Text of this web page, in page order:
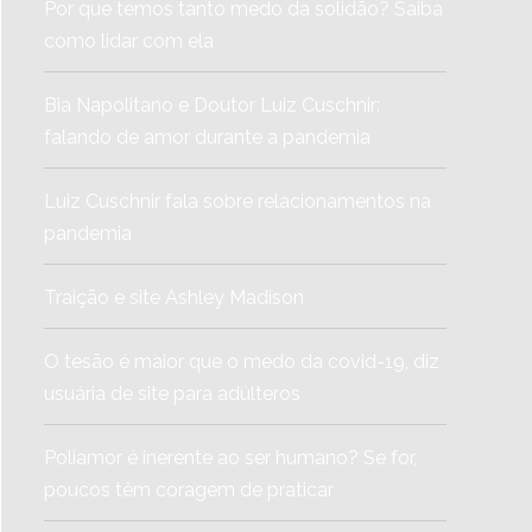
Por que temos tanto medo da solidão? Saiba
como lidar com ela
Bia Napolitano e Doutor Luiz Cuschnir:
falando de amor durante a pandemia
Luiz Cuschnir fala sobre relacionamentos na
pandemia
Traição e site Ashley Madison
O tesão é maior que o medo da covid-19, diz
usuária de site para adúlteros
Poliamor é inerente ao ser humano? Se for,
poucos têm coragem de praticar